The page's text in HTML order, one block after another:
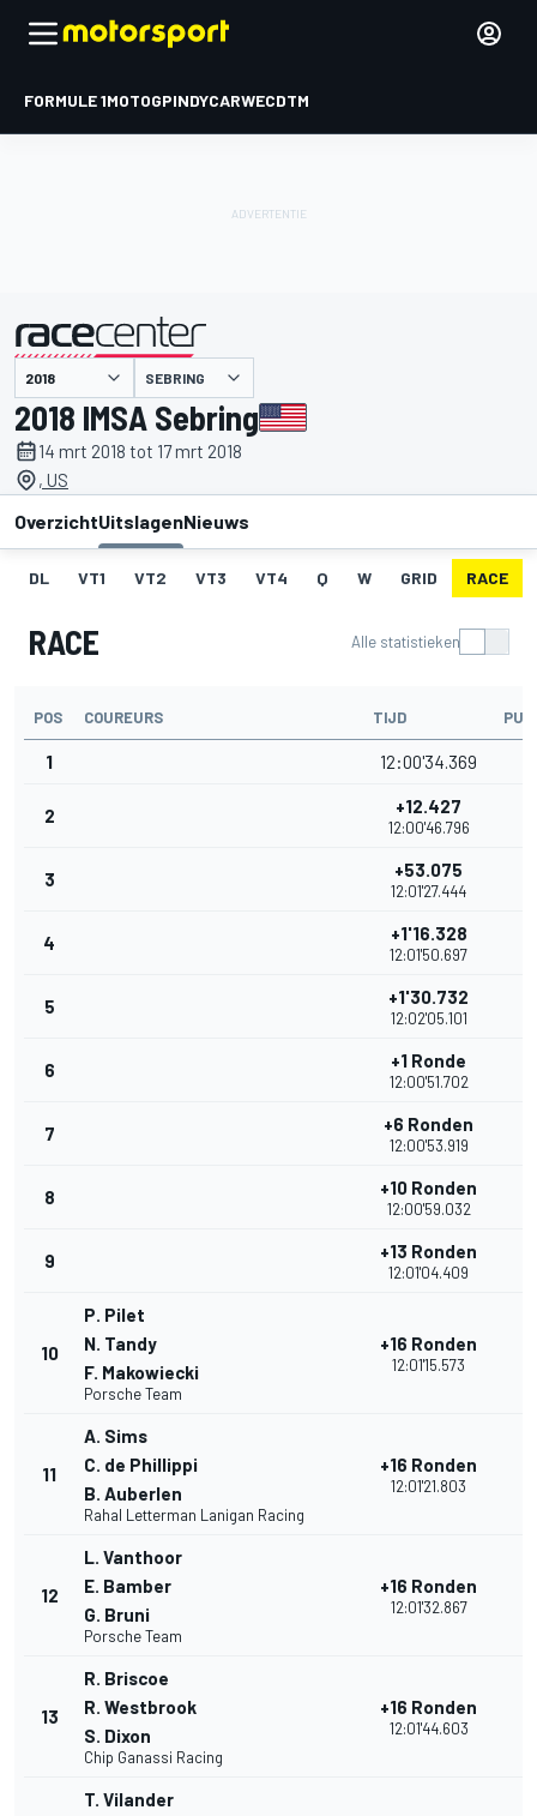
FORMULE 1MOTOGPINDYCARWECDTM
gepresenteerd door SEBRING
2018 IMSA Sebring
14 mrt 2018 tot 17 mrt 2018
, US
OverzichtUitslagenNieuws
DL VT1 VT2 VT3 VT4 Q W GRID RACE
RACE Alle statistieken
POS COUREURS TIJD
1 12:00'34.369
2 +12.427
12:00'46.796
3 +53.075
12:01'27.444
4 +1'16.328
12:01'50.697
5 +1'30.732
12:02'05.101
6 +1 Ronde
12:00'51.702
7 +6 Ronden
12:00'53.919
8 +10 Ronden
12:00'59.032
9 +13 Ronden
12:01'04.409
10
P. Pilet
N. Tandy
F. Makowiecki
Porsche Team
+16 Ronden
12:01'15.573
11
A. Sims
C. de Phillippi
B. Auberlen
Rahal Letterman Lanigan Racing
+16 Ronden
12:01'21.803
12
L. Vanthoor
E. Bamber
G. Bruni
Porsche Team
+16 Ronden
12:01'32.867
13
R. Briscoe
R. Westbrook
S. Dixon
Chip Ganassi Racing
+16 Ronden
12:01'44.603
T. Vilander